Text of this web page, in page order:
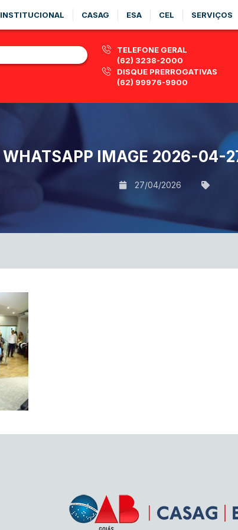
INSTITUCIONAL CASAG ESA CEL SERVIÇOS
TELEFONE GERAL
(62) 3238-2000
DISQUE PRERROGATIVAS
(62) 99976-9900
WHATSAPP IMAGE 2026-04-
27/04/2026